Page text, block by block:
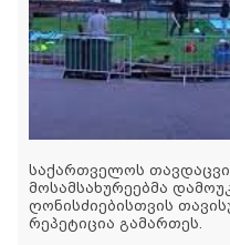
საქართველოს
მოსამსახურეებმა
ღონისძიებისთვის
რეპეტიცია გამართეს.